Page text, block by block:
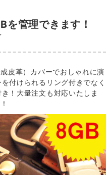
管理できます！
皮革）カバーでおしゃれに演
付けられるリング付きでなく
！大量注文も対応いたしま